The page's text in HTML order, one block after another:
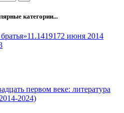
категории...
11.1419172 июня 2014
первом веке: литература
2024)